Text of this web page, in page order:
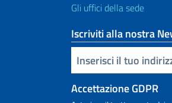
Gli uffici della sede
Iscriviti alla nostra
Inserisci la tua email
Accettazione GDPR